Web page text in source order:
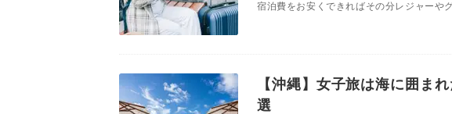
宿泊費をお安くできればその分レジャーや
【沖縄】女子旅は海に囲ま
選